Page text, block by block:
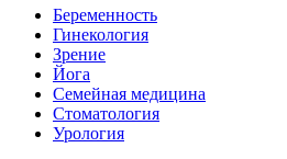
Беременность
Гинекология
Зрение
Йога
Семейная медицина
Стоматология
Урология